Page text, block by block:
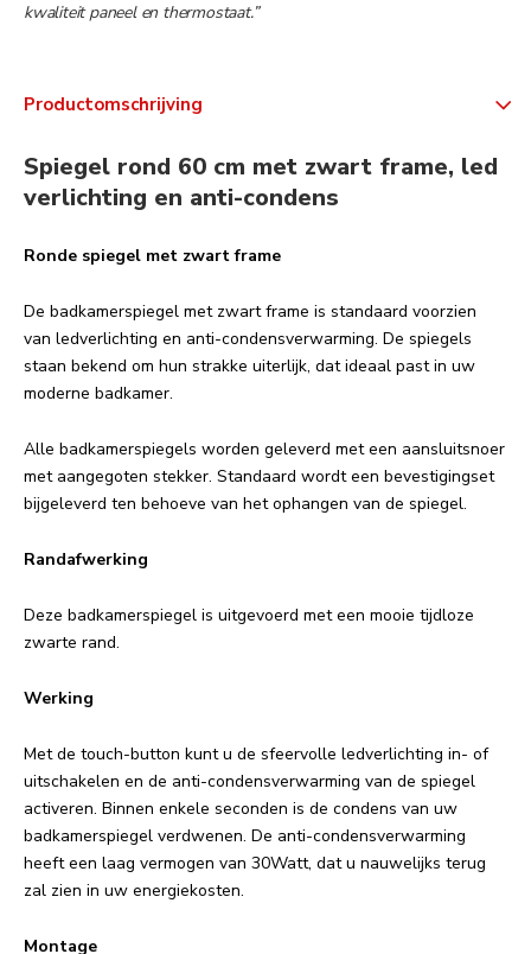
kwaliteit paneel en thermostaat.”
Productomschrijving
Spiegel rond 60 cm met zwart frame, led
verlichting en anti-condens
Ronde spiegel met zwart frame
De badkamerspiegel met zwart frame is standaard voorzien
van ledverlichting en anti-condensverwarming. De spiegels
staan bekend om hun strakke uiterlijk, dat ideaal past in uw
moderne badkamer.
Alle badkamerspiegels worden geleverd met een aansluitsnoer
met aangegoten stekker. Standaard wordt een bevestigingset
bijgeleverd ten behoeve van het ophangen van de spiegel.
Randafwerking
Deze badkamerspiegel is uitgevoerd met een mooie tijdloze
zwarte rand.
Werking
Met de touch-button kunt u de sfeervolle ledverlichting in- of
uitschakelen en de anti-condensverwarming van de spiegel
activeren. Binnen enkele seconden is de condens van uw
badkamerspiegel verdwenen. De anti-condensverwarming
heeft een laag vermogen van 30Watt, dat u nauwelijks terug
zal zien in uw energiekosten.
Montage